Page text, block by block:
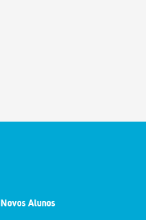
Novos Alunos